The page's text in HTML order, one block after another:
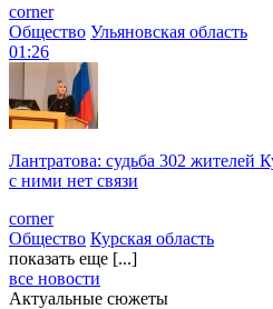
corner
Общество Ульяновская область
01:26
Лантратова: судьба 302 жителей
с ними нет связи
corner
Общество Курская область
показать еще [...]
все новости
Актуальные сюжеты